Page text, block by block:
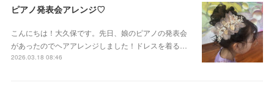
ピアノ発表会アレンジ♡
こんにちは！大久保です。先日、娘のピアノの発表会
があったのでヘアアレンジしました！ドレスを着る…
2026.03.18 08:46